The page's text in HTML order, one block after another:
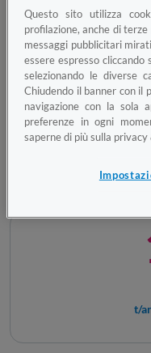
t/
Questo sito utilizza
profilazione, anche di
messaggi pubblicitari
essere espresso cliccando
selezionando le diverse
Chiudendo il banner con il
navigazione con la sola
preferenze in ogni
saperne di più sulla